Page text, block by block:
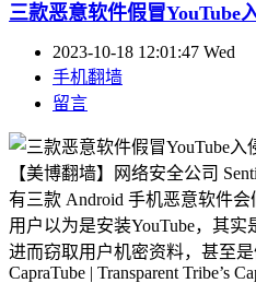
三款恶意软件假冒YouTube
2023-10-18 12:01:47 Wed
手机翻墙
留言
【美博翻墙】网络安全公司
有三款 Android 手机恶意软件会
用户以为是安装YouTube，其实
进而窃取用户机密资料，甚至是
CapraTube | Transparent Tribe’s